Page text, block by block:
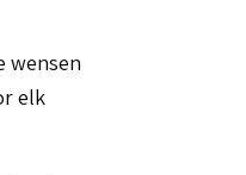
wensen
elk